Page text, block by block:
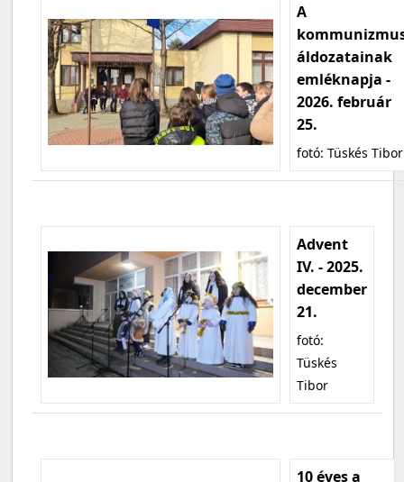
A
áldozatainak
emléknapja -
2026. február
25.
fotó: Tüskés Tibor
Advent
IV. - 2025.
december
21.
fotó:
Tüskés
Tibor
10 éves a